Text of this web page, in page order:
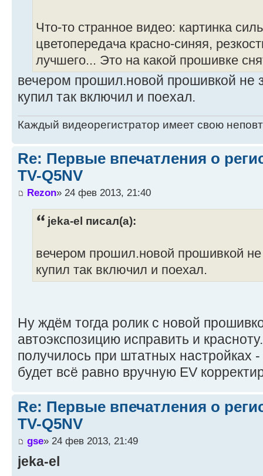
Что-то странное видео: картинка
цветопередача красно-синяя,
лучшего... Это на какой прошивке
вечером прошил.новой прошивкой не
купил так включил и поехал.
Каждый видеорегистратор имеет свою
Re: Первые впечатления о
TV-Q5NV
Rezon» 24 фев 2013, 21:40
jeka-el писал(а):
вечером прошил.новой прошивкой
купил так включил и поехал.
Ну ждём тогда ролик с новой
автоэкспозицию исправить и
получилось при штатных настройках
будет всё равно вручную EV
Re: Первые впечатления о
TV-Q5NV
gse» 24 фев 2013, 21:49
jeka-el